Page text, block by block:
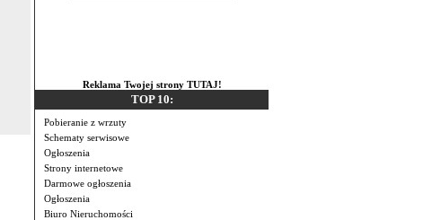
Reklama Twojej strony TUTAJ!
TOP 10:
Pobieranie z wrzuty
Schematy serwisowe
Ogłoszenia
Strony internetowe
Darmowe ogłoszenia
Ogłoszenia
Biuro Nieruchomości